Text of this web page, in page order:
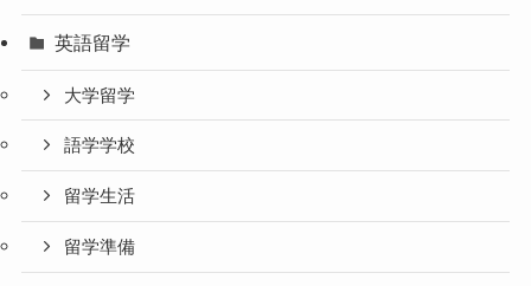
英語留学
大学留学
語学学校
留学生活
留学準備